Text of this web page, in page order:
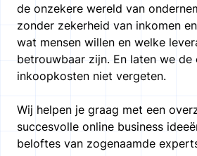
de onzekere wereld van
zonder zekerheid van inkomen
wat mensen willen en welke
betrouwbaar zijn. En laten we de
inkoopkosten niet vergeten.
Wij helpen je graag met een
succesvolle online business
beloftes van zogenaamde